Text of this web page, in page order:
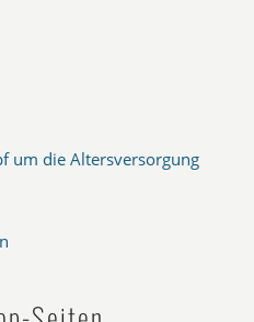
um die Altersversorgung